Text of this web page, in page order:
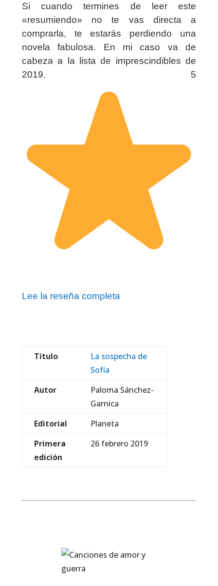
Si cuando termines de leer este
«resumiendo» no te vas directa a
comprarla, te estarás perdiendo una
novela fabulosa. En mi caso va de
cabeza a la lista de imprescindibles de
2019. 5
Lee la reseña completa
Título
La sospecha de
Sofía
Autor
Paloma Sánchez-
Garnica
Editorial
Planeta
Primera
edición
26 febrero 2019